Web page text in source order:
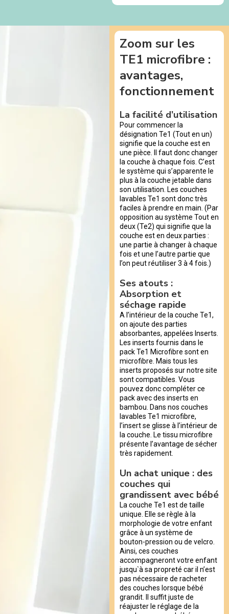
Zoom sur les
TE1 microfibre :
avantages,
fonctionnement
La facilité d’utilisation
Pour commencer la
désignation Te1 (Tout en un)
signifie que la couche est en
une pièce. Il faut donc changer
la couche à chaque fois. C’est
le système qui s’apparente le
plus à la couche jetable dans
son utilisation. Les couches
lavables Te1 sont donc très
faciles à prendre en main. (Par
opposition au système Tout en
deux (Te2) qui signifie que la
couche est en deux parties :
une partie à changer à chaque
fois et une l’autre partie que
l’on peut réutiliser 3 à 4 fois.)
Ses atouts :
Absorption et
séchage rapide
A l’intérieur de la couche Te1,
on ajoute des parties
absorbantes, appelées Inserts.
Les inserts fournis dans le
pack Te1 Microfibre sont en
microfibre. Mais tous les
inserts proposés sur notre site
sont compatibles. Vous
pouvez donc compléter ce
pack avec des inserts en
bambou. Dans nos couches
lavables Te1 microfibre,
l’insert se glisse à l’intérieur de
la couche. Le tissu microfibre
présente l’avantage de sécher
très rapidement.
Un achat unique : des
couches qui
grandissent avec bébé
La couche Te1 est de taille
unique. Elle se règle à la
morphologie de votre enfant
grâce à un système de
bouton-pression ou de velcro.
Ainsi, ces couches
accompagneront votre enfant
jusqu`à sa propreté car il n’est
pas nécessaire de racheter
des couches lorsque bébé
grandit. Il suffit juste de
réajuster le réglage de la